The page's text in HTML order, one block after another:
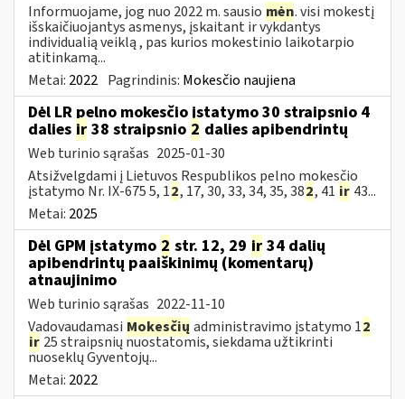
Informuojame, jog nuo 2022 m. sausio mėn. visi mokestį
išskaičiuojantys asmenys, įskaitant ir vykdantys
individualią veiklą , pas kurios mokestinio laikotarpio
atitinkamą...
Metai: 2022 Pagrindinis: Mokesčio naujiena
Dėl LR pelno mokesčio įstatymo 30 straipsnio 4
dalies ir 38 straipsnio 2 dalies apibendrintų
Web turinio sąrašas 2025-01-30
Atsižvelgdami į Lietuvos Respublikos pelno mokesčio
įstatymo Nr. IX-675 5, 12, 17, 30, 33, 34, 35, 382, 41 ir 43...
Metai: 2025
Dėl GPM įstatymo 2 str. 12, 29 ir 34 dalių
apibendrintų paaiškinimų (komentarų)
atnaujinimo
Web turinio sąrašas 2022-11-10
Vadovaudamasi Mokesčių administravimo įstatymo 12
ir 25 straipsnių nuostatomis, siekdama užtikrinti
nuoseklų Gyventojų...
Metai: 2022